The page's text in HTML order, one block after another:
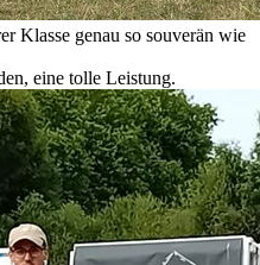
Klasse genau so souverän wie
eine tolle Leistung.